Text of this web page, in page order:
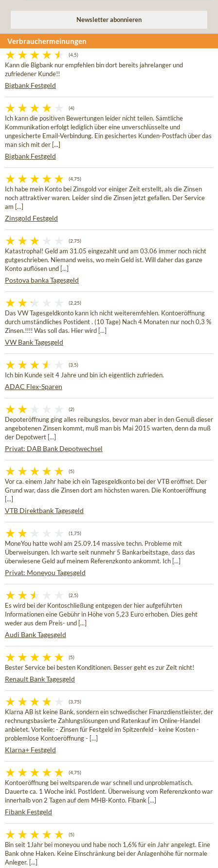
Verbrauchermeinungen
(4,5)
Kann die Bigbank nur empfehlen bin dort bereits jahrelanger und
zufriedener Kunde!!
Bigbank Festgeld
(4)
Ich kann die positiven Bewertungen leider nicht teilen. Sämtliche
Kommunikation erfolgt lediglich über eine unverschlüsselte und
ungesicherte Email-Verbindung. Ein gesichertes Kunden-Postfach über das
man sich mit der [...]
Bigbank Festgeld
(4,75)
Ich habe mein Konto bei Zinsgold vor einiger Zeit erstellt, als die Zinsen
noch attraktiver waren. Leider sind die Zinsen jetzt gefallen. Der Service
am [...]
Zinsgold Festgeld
(2,75)
Katastrophal! Geld am 31.05 eingezahlt und am 03.06 immer noch nicht
gutgeschrieben. Niemand weiss, wo mein Geld ist. Will daher das ganze
Konto auflösen und [...]
Postova banka Tagesgeld
(2,25)
Das VW Tagesgeldkonto kann ich nicht weiteremfehlen. Kontoeröffnung
durch umständliches Postident . (10 Tage) Nach 4 Monaten nur noch 0,3 %
Zinsen.!!!! Was soll das. Hier wird [...]
VW Bank Tagesgeld
(3,5)
Ich bin Kunde seit 4 Jahre und bin ich eigentlich zufrieden.
ADAC Flex-Sparen
(2)
Depoteröffnung ging alles reibungslos, bevor man aber in den Genuß dieser
angebotenen Zinsen kommt, muß man bis Mai 2015 warten, denn da muß
der Depotwert [...]
Privat: DAB Bank Depotwechsel
(5)
Vor ca. einem Jahr habe ich ein Tagesgeldkonto bei der VTB eröffnet. Der
Grund war, dass die Zinsen dort am höchsten waren. Die Kontoeröffnung
[...]
VTB Direktbank Tagesgeld
(1,75)
MoneYou hatte wohl am 25.09.14 massive techn. Probleme mit
Überweisungen. Ich warte seit nunmehr 5 Bankarbeitstage, dass das
überwiesene Geld auf meinem Referenzkonto ankommt. Ich [...]
Privat: Moneyou Tagesgeld
(2,5)
Es wird bei der Kontoschließung entgegen der hier aufgeführten
Informationen eine Gebühr in Höhe von 5,23 Euro erhoben. Dies geht
weder aus dem Preis- und [...]
Audi Bank Tagesgeld
(5)
Bester Service bei besten Konditionen. Besser geht es zur Zeit nicht!
Renault Bank Tagesgeld
(3,75)
Klarna AB ist keine Bank, sondern ein schwedischer Finanzdienstleister, der
rechnungsbasierte Zahlungslösungen und Ratenkauf im Online-Handel
anbietet. Vorteile: - Zinsen für Festgeld im Spitzenfeld - keine Kosten -
problemlose Kontoeröffnung - [...]
Klarna+ Festgeld
(4,75)
Kontoeröffnung bei weltsparen.de war schnell und unproblematisch.
Dauerte ca. 1 Woche inkl. PostIdent. Überweisung vom Referenzkonto war
innerhalb von 2 Tagen auf dem MHB-Konto. Fibank [...]
Fibank Festgeld
(5)
Bin seit 1Jahr bei moneyou und habe noch 1,6% für ein Jahr angelegt. Eine
Bank ohne Haken. Keine Einschränkung bei der Anlagenhöhe für normale
Anleger. [...]